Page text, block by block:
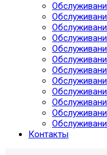
Контакты